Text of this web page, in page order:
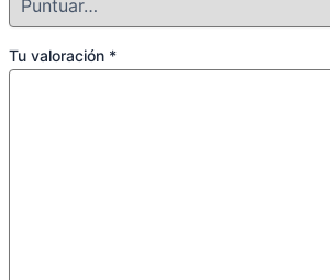
Tu valoración *